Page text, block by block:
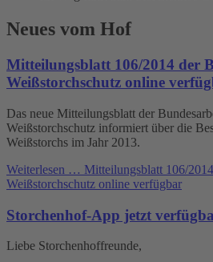
Neues vom Hof
Mitteilungsblatt 106/2014 der
Weißstorchschutz online
Das neue Mitteilungsblatt der
Weißstorchschutz informiert über die
Weißstorchs im Jahr 2013.
Weiterlesen … Mitteilungsblatt 106/
Weißstorchschutz online verfügbar
Storchenhof-App jetzt
Liebe Storchenhoffreunde,